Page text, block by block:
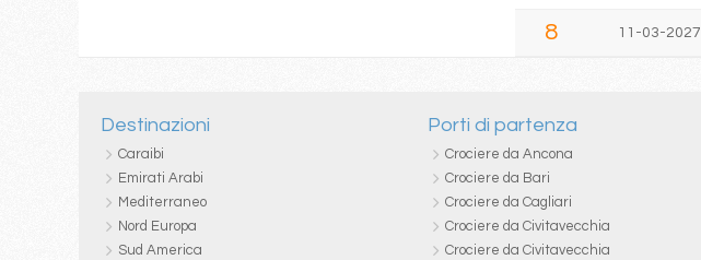
8 11-03-2027
Destinazioni
Caraibi
Emirati Arabi
Mediterraneo
Nord Europa
Sud America
Porti di partenza
Crociere da Ancona
Crociere da Bari
Crociere da Cagliari
Crociere da Civitavecchia
Crociere da Civitavecchia